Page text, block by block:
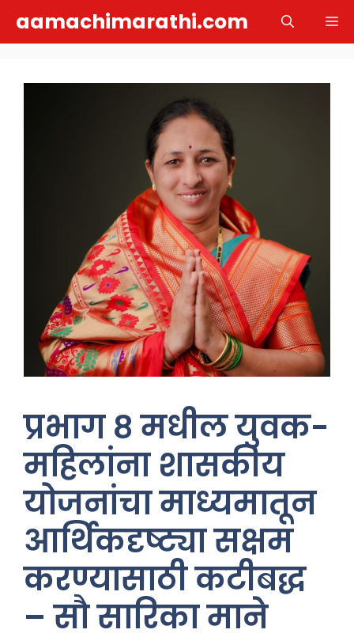
aamachimarathi.com
प्रभाग ८ मधील युवक-
महिलांना शासकीय
योजनांचा माध्यमातून
आर्थिकदृष्ट्या सक्षम
करण्यासाठी कटीबद्ध
– सौ सारिका माने